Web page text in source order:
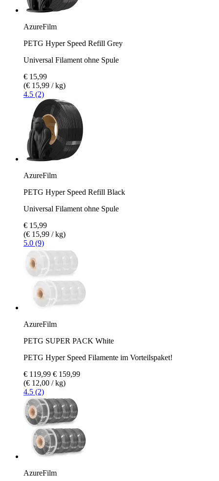
AzureFilm
PETG Hyper Speed Refill Grey
Universal Filament ohne Spule
€ 15,99
(€ 15,99 / kg)
4.5 (2)
AzureFilm
PETG Hyper Speed Refill Black
Universal Filament ohne Spule
€ 15,99
(€ 15,99 / kg)
5.0 (9)
AzureFilm
PETG SUPER PACK White
PETG Hyper Speed Filamente im Vorteilspaket!
€ 119,99 € 159,99
(€ 12,00 / kg)
4.5 (2)
AzureFilm